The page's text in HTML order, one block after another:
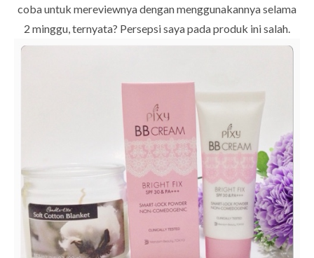
coba untuk mereviewnya dengan menggunakannya selama
2 minggu, ternyata? Persepsi saya pada produk ini salah.